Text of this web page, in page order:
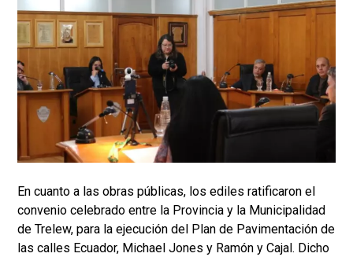
En cuanto a las obras públicas, los ediles ratificaron el
convenio celebrado entre la Provincia y la Municipalidad
de Trelew, para la ejecución del Plan de Pavimentación de
las calles Ecuador, Michael Jones y Ramón y Cajal. Dicho